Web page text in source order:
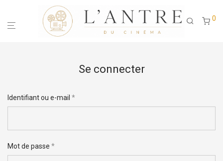
0
Se connecter
Identifiant ou e-mail *
Mot de passe *
Adresse e-mail *